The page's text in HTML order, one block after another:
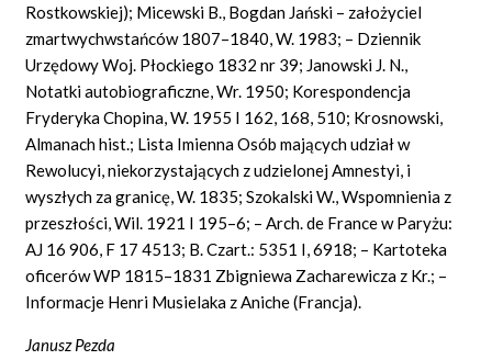
Rostkowskiej); Micewski B., Bogdan Jański – założyciel
zmartwychwstańców 1807–1840, W. 1983; – Dziennik
Urzędowy Woj. Płockiego 1832 nr 39; Janowski J. N.,
Notatki autobiograficzne, Wr. 1950; Korespondencja
Fryderyka Chopina, W. 1955 I 162, 168, 510; Krosnowski,
Almanach hist.; Lista Imienna Osób mających udział w
Rewolucyi, niekorzystających z udzielonej Amnestyi, i
wyszłych za granicę, W. 1835; Szokalski W., Wspomnienia z
przeszłości, Wil. 1921 I 195–6; – Arch. de France w Paryżu:
AJ 16 906, F 17 4513; B. Czart.: 5351 I, 6918; – Kartoteka
oficerów WP 1815–1831 Zbigniewa Zacharewicza z Kr.; –
Informacje Henri Musielaka z Aniche (Francja).
Janusz Pezda